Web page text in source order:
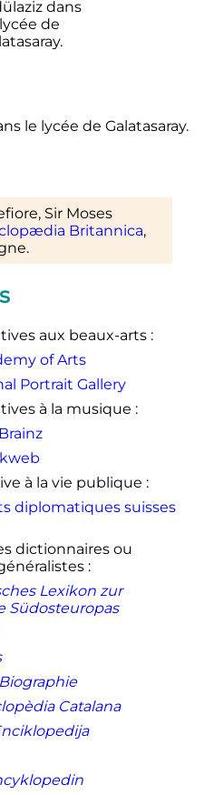
le lycée de Galatasaray.
Sir Moses
Britannica,
.
aux beaux-arts:
of Arts
Portrait Gallery
à la musique :
à la vie publique :
diplomatiques suisses
dictionnaires ou
:
Lexikon zur
Südosteuropas
Catalana